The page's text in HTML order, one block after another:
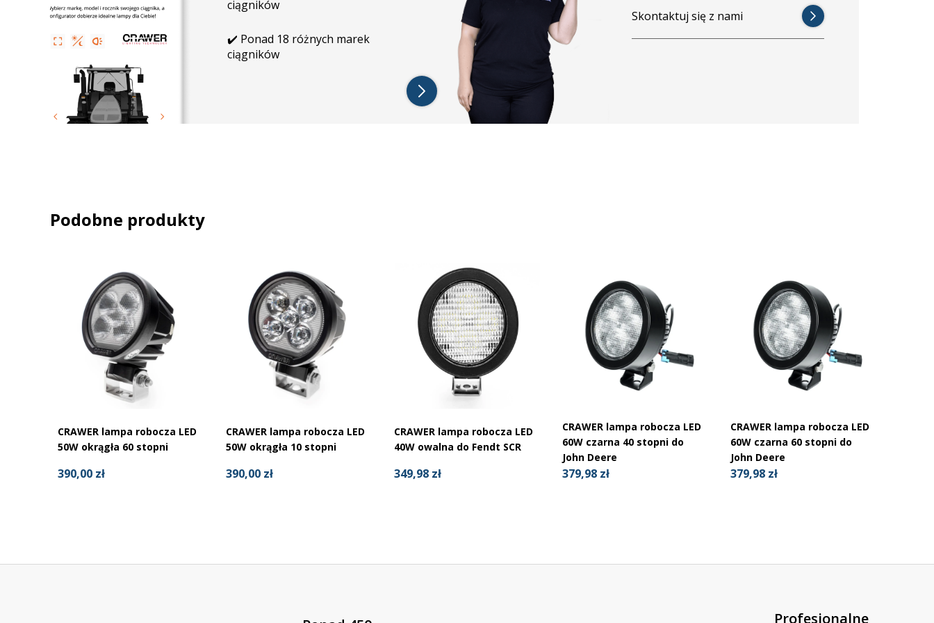
S274 S294 S374
ciągników
✔️ Ponad 18 różnych marek
ciągników
Skontaktuj się z nami
Podobne produkty
CRAWER lampa robocza LED
50W okrągła 60 stopni
390,00 zł
CRAWER lampa robocza LED
50W okrągła 10 stopni
390,00 zł
CRAWER lampa robocza LED
40W owalna do Fendt SCR
349,98 zł
CRAWER lampa robocza LED
60W czarna 40 stopni do
John Deere
379,98 zł
CRAWER lampa robocza LED
60W czarna 60 stopni do
John Deere
379,98 zł
Profesjonalne